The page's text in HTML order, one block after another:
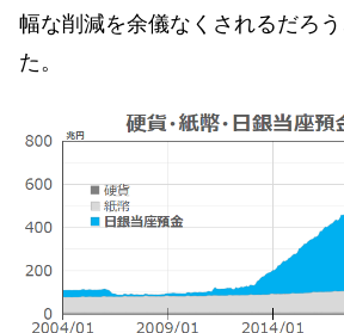
幅な削減を余儀なくされるだろ
た。